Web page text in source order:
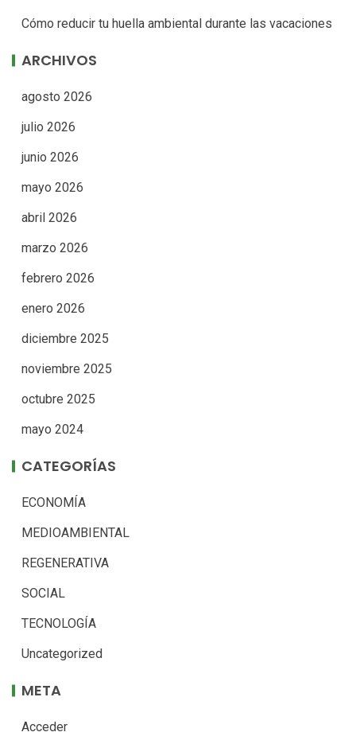
Cómo reducir tu huella ambiental durante las vacaciones
ARCHIVOS
agosto 2026
julio 2026
junio 2026
mayo 2026
abril 2026
marzo 2026
febrero 2026
enero 2026
diciembre 2025
noviembre 2025
octubre 2025
mayo 2024
CATEGORÍAS
ECONOMÍA
MEDIOAMBIENTAL
REGENERATIVA
SOCIAL
TECNOLOGÍA
Uncategorized
META
Acceder